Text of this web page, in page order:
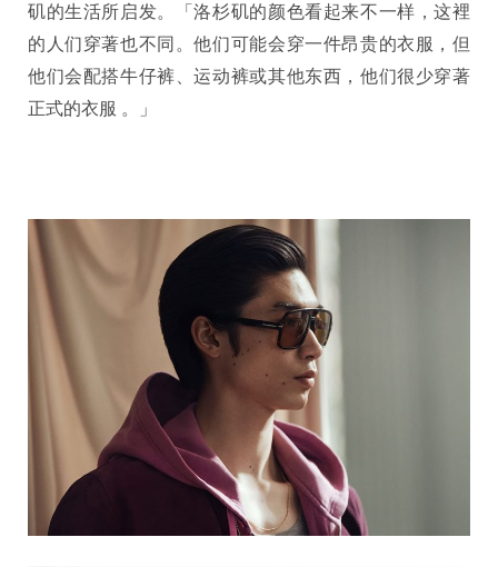
矶的生活所启发。「洛杉矶的颜色看起来不一样，这裡
的人们穿著也不同。他们可能会穿一件昂贵的衣服，但
他们会配搭牛仔裤、运动裤或其他东西，他们很少穿著
正式的衣服 。」